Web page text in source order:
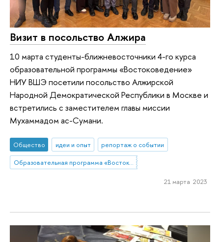
Визит в посольство Алжира
10 марта студенты-ближневосточники 4-го курса
образовательной программы «Востоковедение»
НИУ ВШЭ посетили посольство Алжирской
Народной Демократической Республики в Москве и
встретились с заместителем главы миссии
Мухаммадом ас-Сумани.
Общество идеи и опыт
репортаж о событии
Образовательная программа «Востоковедение»
21 марта 2023